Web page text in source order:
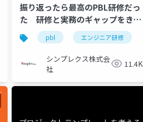
振り返ったら最高のPBL研修だっ
た 研修と実務のギャップをきっ
かけに更に学んだ実体験
pbl エンジニア研修
シンプレクス株式会
社
11.4K